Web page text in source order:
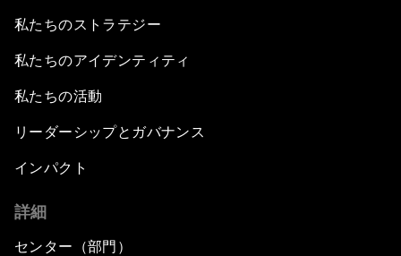
私たちのストラテジー
私たちのアイデンティティ
私たちの活動
リーダーシップとガバナンス
インパクト
詳細
センター（部門）